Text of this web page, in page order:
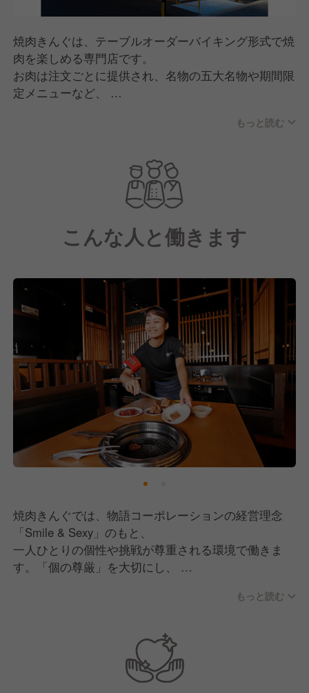
焼肉きんぐは、テーブルオーダーバイキング形式で焼
肉を楽しめる専門店です。
お肉は注文ごとに提供され、名物の五大名物や期間限
定メニューなど、
スタッフが焼き方をサポートする「焼肉ポリス」な
人のあたたかさを感じる接客で、家族連れから幅広い
世代に親しまれています。
もっと読む
こんな人と働きます
焼肉きんぐでは、物語コーポレーションの経営理念
「Smile & Sexy」のもと、
一人ひとりの個性や挑戦が尊重される環境で働きま
す。「個の尊厳」を大切にし、
多様な仲間と共により良い店舗づくりを追求する職場
もっと読む